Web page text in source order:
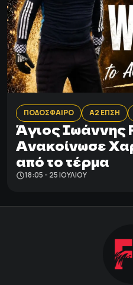
ΠΟΔΟΣΦΑΙΡΟ Α2 ΕΠΣΗ
Άγιος Ιωάννης
Ανακοίνωσε
από το τέρμα
18:05 - 25 ΙΟΥΛΊΟΥ